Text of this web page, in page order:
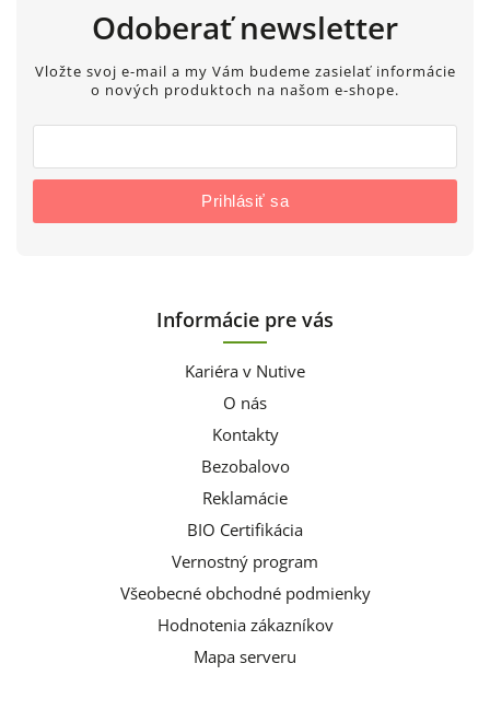
Odoberať newsletter
Vložte svoj e-mail a my Vám budeme zasielať informácie
o nových produktoch na našom e-shope.
Prihlásiť sa
Informácie pre vás
Kariéra v Nutive
O nás
Kontakty
Bezobalovo
Reklamácie
BIO Certifikácia
Vernostný program
Všeobecné obchodné podmienky
Hodnotenia zákazníkov
Mapa serveru